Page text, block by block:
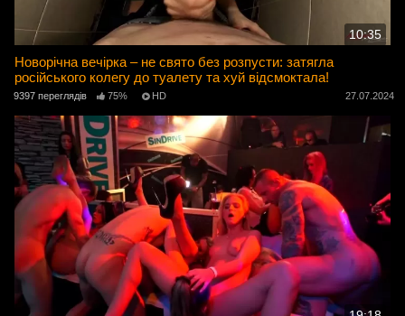
10:35
Новорічна вечірка – не свято без розпусти: затягла
російського колегу до туалету та хуй відсмоктала!
9397 переглядів 75% HD 27.07.2024